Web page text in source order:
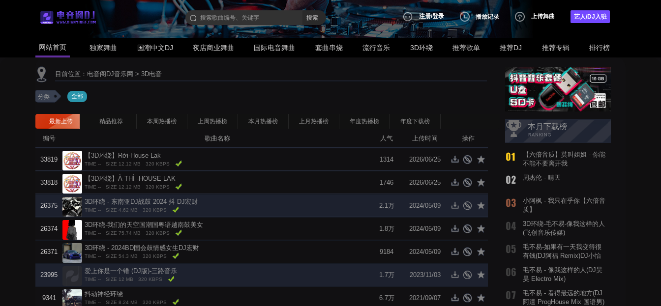
搜索 注册/登录 播放记录 上传舞曲 艺人/DJ入驻
网站首页 独家舞曲 国潮中文DJ 夜店商业舞曲 国际电音舞曲 套曲串烧 流行音乐 3D环绕 推荐歌单 推荐DJ 推荐专辑 排行榜
目前位置： 电音阁DJ音乐网 > 3D电音
分类 全部
最新上传 精品推荐 本周热播榜 上周热播榜 本月热播榜 上月热播榜 年度热播榜 年度下载榜
编号 歌曲名称 人气 上传时间 操作
33819
【3D环绕】Rời-House Lak
TIME -- SIZE 12.12 MB 320 KBPS
1314 2026/06/25
33818
【3D环绕】À THÌ -HOUSE LAK
TIME -- SIZE 12.12 MB 320 KBPS
1746 2026/06/25
26375
3D环绕 - 东南亚DJ战鼓 2024 抖 DJ宏财
TIME -- SIZE 4.62 MB 320 KBPS
2.1万 2024/05/09
26374
3D环绕-我们的天空国潮国粤语越南鼓美女
TIME -- SIZE 75.74 MB 320 KBPS
1.8万 2024/05/09
26371
3D环绕 - 2024BD国会鼓情感女生DJ宏财
TIME -- SIZE 54.3 MB 320 KBPS
9184 2024/05/09
23995
爱上你是一个错 (DJ版)-三路音乐
TIME -- SIZE 12 MB 320 KBPS
1.7万 2023/11/03
9341
抖动神经环绕
TIME -- SIZE 8.24 MB 320 KBPS
6.7万 2021/09/07
本月下载榜
【六倍音质】莫叫姐姐 - 你能
不能不要离开我
周杰伦 - 晴天
小阿枫 - 我只在乎你【六倍音
质】
3D环绕-毛不易-像我这样的人
(飞创音乐传媒)
毛不易-如果有一天我变得很
有钱(DJ阿福 Remix)DJ小怡
毛不易 - 像我这样的人(DJ昊
昊 Electro Mix)
毛不易 - 看得最远的地方(DJ
阿遣 ProgHouse Mix 国语男)